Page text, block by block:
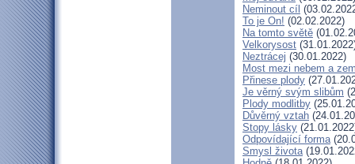
Neminout cíl
To je On! (02.02.2022)
Na tomto světě
Velkorysost
Neztrácej (30.01.2022)
Most mezi nebem a
Přinese plody
Je věrný svým slibům
Plody modlitby
Důvěrný vztah
Stopy lásky
Odpovídající forma
Smysl života